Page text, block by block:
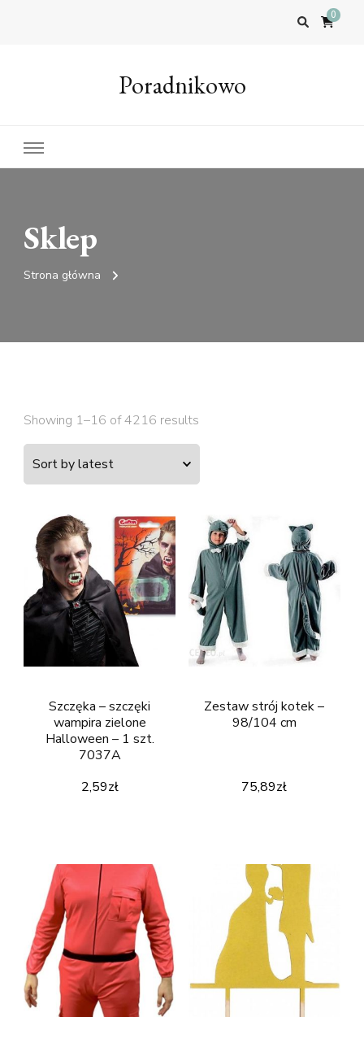
0
Poradnikowo
Sklep
Strona główna
Showing 1–16 of 4216 results
Szczęka – szczęki
wampira zielone
Halloween – 1 szt.
7037A
2,59zł
Zestaw strój kotek –
98/104 cm
75,89zł